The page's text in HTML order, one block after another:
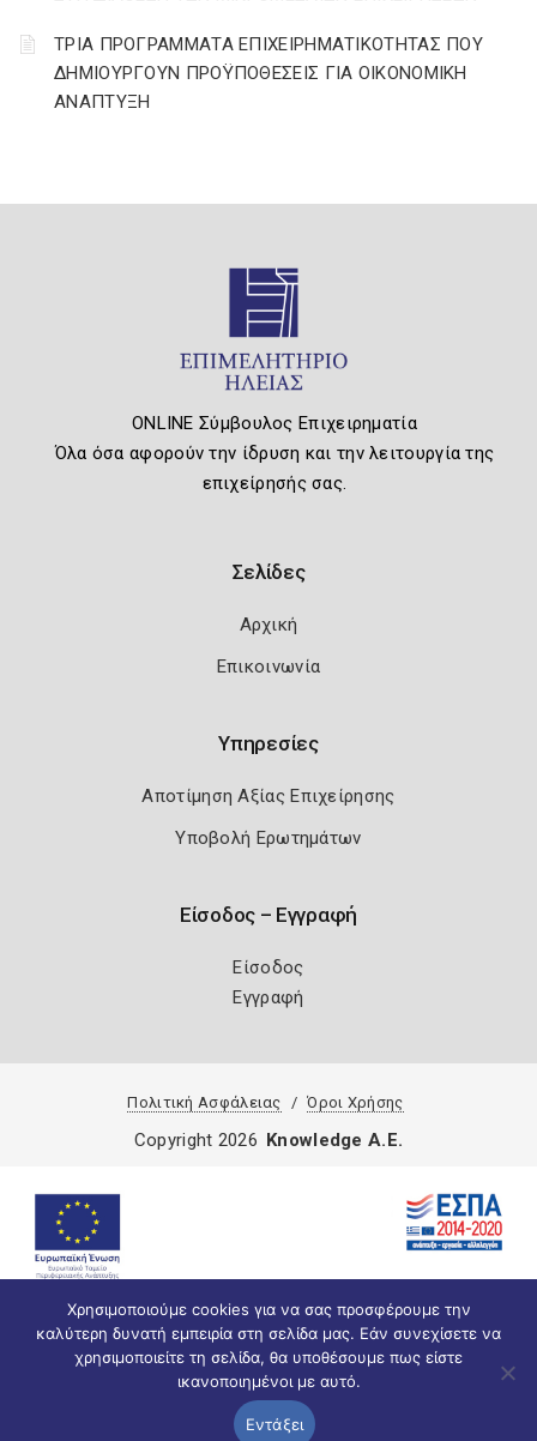
ΤΡΙΑ ΠΡΟΓΡΑΜΜΑΤΑ ΕΠΙΧΕΙΡΗΜΑΤΙΚΟΤΗΤΑΣ ΠΟΥ
ΔΗΜΙΟΥΡΓΟΥΝ ΠΡΟΫΠΟΘΕΣΕΙΣ ΓΙΑ ΟΙΚΟΝΟΜΙΚΗ
ΑΝΑΠΤΥΞΗ
ONLINE Σύμβουλος Επιχειρηματία
Όλα όσα αφορούν την ίδρυση και την λειτουργία της
επιχείρησής σας.
Σελίδες
Αρχική
Επικοινωνία
Υπηρεσίες
Αποτίμηση Αξίας Επιχείρησης
Υποβολή Ερωτημάτων
Είσοδος – Εγγραφή
Είσοδος
Εγγραφή
Πολιτική Ασφάλειας Όροι Χρήσης
Χρησιμοποιούμε cookies για να σας προσφέρουμε την
καλύτερη δυνατή εμπειρία στη σελίδα μας. Εάν συνεχίσετε να
χρησιμοποιείτε τη σελίδα, θα υποθέσουμε πως είστε
ικανοποιημένοι με αυτό.
Εντάξει
Copyright 2026 Knowledge A.E.